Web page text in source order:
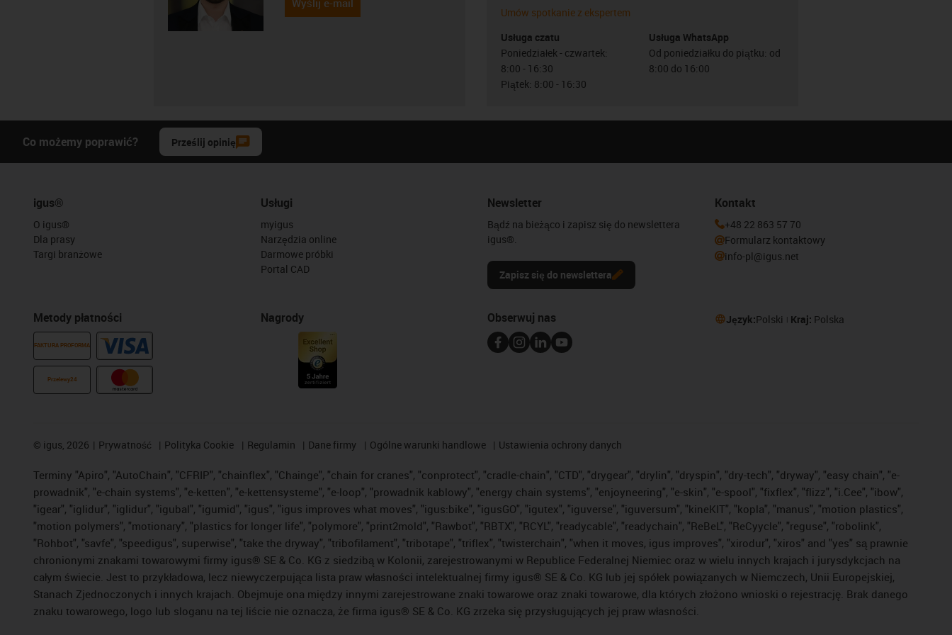
Wyślij e-mail
Umów spotkanie z ekspertem
Usługa czatu
Poniedziałek - czwartek:
8:00 - 16:30
Piątek: 8:00 - 16:30
Usługa WhatsApp
Od poniedziałku do piątku: od
8:00 do 16:00
Co możemy poprawić? Prześlij opinię
igus®
O igus®
Dla prasy
Targi branżowe
Metody płatności
FAKTURA PROFORMA
Przelewy24
Usługi
myigus
Narzędzia online
Darmowe próbki
Portal CAD
Nagrody
Newsletter
Bądź na bieżąco i zapisz się do newslettera
igus®.
Zapisz się do newslettera
Kontakt
+48 22 863 57 70
Formularz kontaktowy
info-pl@igus.net
Obserwuj nas Język:Polski Kraj: Polska
© igus, 2026 Prywatność Polityka Cookie Regulamin Dane firmy Ogólne warunki handlowe Ustawienia ochrony danych
Terminy "Apiro", "AutoChain", "CFRIP", "chainflex", "Chainge", "chain for cranes", "conprotect", "cradle-chain", "CTD", "drygear", "drylin", "dryspin", "dry-tech", "dryway", "easy chain", "e-
prowadnik", "e-chain systems", "e-ketten", "e-kettensysteme", "e-loop", "prowadnik kablowy", "energy chain systems", "enjoyneering", "e-skin", "e-spool", "fixflex", "flizz", "i.Cee", "ibow",
"igear", "iglidur", "iglidur", "igubal", "igumid", "igus", "igus improves what moves", "igus:bike", "igusGO", "igutex", "iguverse", "iguversum", "kineKIT", "kopla", "manus", "motion plastics",
"motion polymers", "motionary", "plastics for longer life", "polymore", "print2mold", "Rawbot", "RBTX", "RCYL", "readycable", "readychain", "ReBeL", "ReCyycle", "reguse", "robolink",
"Rohbot", "savfe", "speedigus", superwise", "take the dryway", "tribofilament", "tribotape", "triflex", "twisterchain", "when it moves, igus improves", "xirodur", "xiros" and "yes" są prawnie
chronionymi znakami towarowymi firmy igus® SE & Co. KG z siedzibą w Kolonii, zarejestrowanymi w Republice Federalnej Niemiec oraz w wielu innych krajach i jurysdykcjach na
całym świecie. Jest to przykładowa, lecz niewyczerpująca lista praw własności intelektualnej firmy igus® SE & Co. KG lub jej spółek powiązanych w Niemczech, Unii Europejskiej,
Stanach Zjednoczonych i innych krajach. Obejmuje ona między innymi zarejestrowane znaki towarowe oraz znaki towarowe, dla których złożono wnioski o rejestrację. Brak danego
znaku towarowego, logo lub sloganu na tej liście nie oznacza, że firma igus® SE & Co. KG zrzeka się przysługujących jej praw własności.